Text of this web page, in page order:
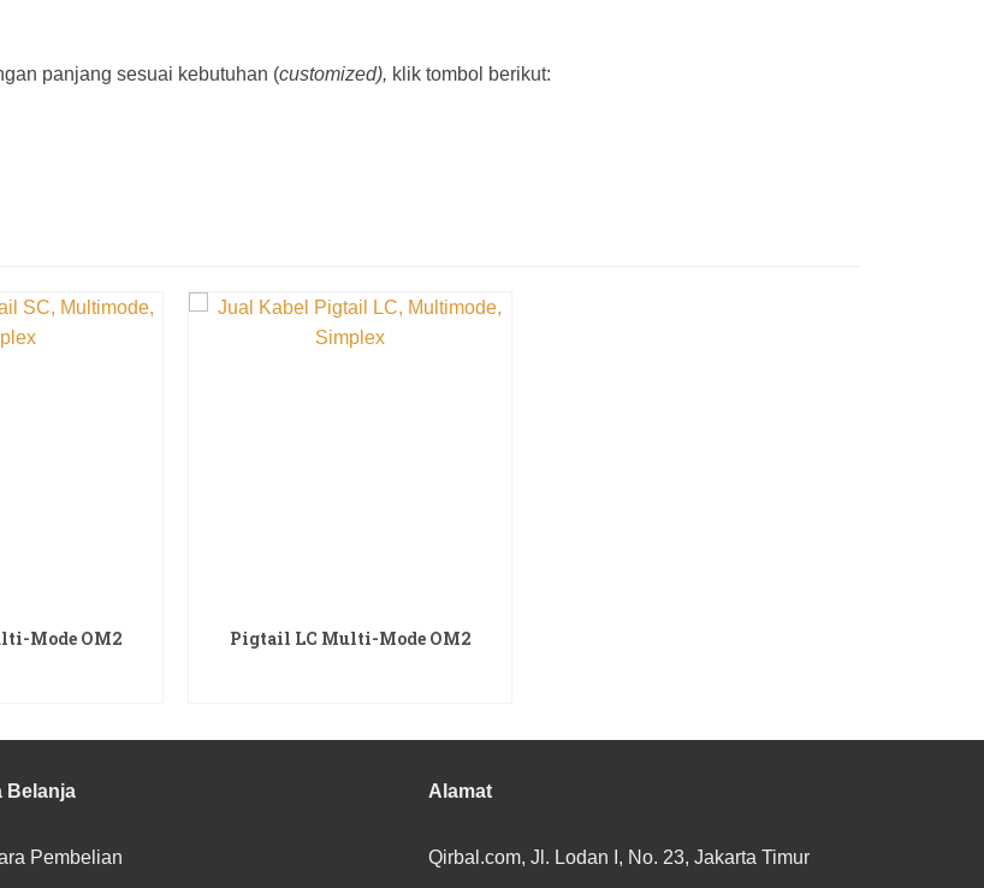
panjang sesuai kebutuhan (customized), klik tombol berikut:
Mode OM2 Pigtail LC Multi-Mode OM2
Belanja
Pembelian
Alamat
Qirbal.com, Jl. Lodan I, No. 23, Jakarta Timur